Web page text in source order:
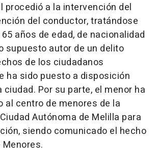
procedió a la intervención del
del conductor, tratándose
años de edad, de nacionalidad
supuesto autor de un delito
de los ciudadanos
ha sido puesto a disposición
Por su parte, el menor ha
al centro de menores de la
Autónoma de Melilla para
siendo comunicado el hecho